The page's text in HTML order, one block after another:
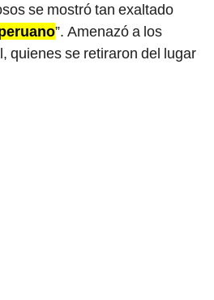
se mostró tan exaltado
”. Amenazó a los
quienes se retiraron del lugar